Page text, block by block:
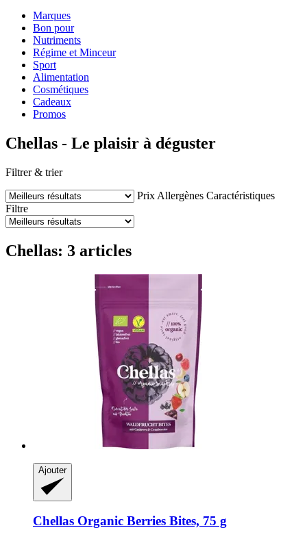
Marques
Bon pour
Nutriments
Régime et Minceur
Sport
Alimentation
Cosmétiques
Cadeaux
Promos
Chellas - Le plaisir à déguster
Filtrer & trier
Prix Allergènes Caractéristiques
Filtre
Chellas: 3 articles
Ajouter
Chellas Organic Berries Bites, 75 g